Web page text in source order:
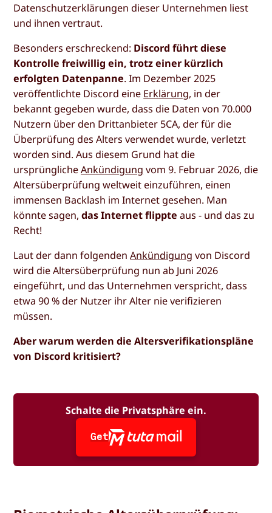
Datenschutzerklärungen dieser Unternehmen liest
und ihnen vertraut.
Besonders erschreckend: Discord führt diese
Kontrolle freiwillig ein, trotz einer kürzlich
erfolgten Datenpanne. Im Dezember 2025
veröffentlichte Discord eine Erklärung, in der
bekannt gegeben wurde, dass die Daten von 70.000
Nutzern über den Drittanbieter 5CA, der für die
Überprüfung des Alters verwendet wurde, verletzt
worden sind. Aus diesem Grund hat die
ursprünglicheAnkündigung vom 9. Februar 2026, die
Altersüberprüfung weltweit einzuführen, einen
immensen Backlash im Internet gesehen. Man
könnte sagen,das Internet flippte aus - und das zu
Recht!
Laut der dann folgendenAnkündigung von Discord
wird die Altersüberprüfung nun ab Juni 2026
eingeführt, und das Unternehmen verspricht, dass
etwa 90 % der Nutzer ihr Alter nie verifizieren
müssen.
Aber warum werden die Altersverifikationspläne
von Discord kritisiert?
Schalte die Privatsphäre ein.
Get